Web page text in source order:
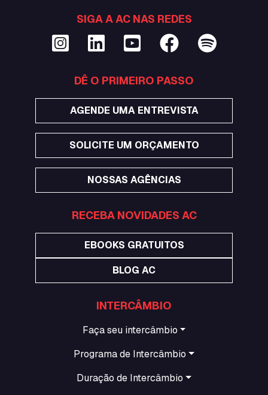
SIGA A AC NAS REDES
DÊ O PRIMEIRO PASSO
AGENDE UMA ENTREVISTA
SOLICITE UM ORÇAMENTO
NOSSAS AGÊNCIAS
RECEBA NOVIDADES AC
EBOOKS GRATUITOS
BLOG AC
INTERCÂMBIO
Faça seu intercâmbio
Programa de Intercâmbio
Duração de Intercâmbio